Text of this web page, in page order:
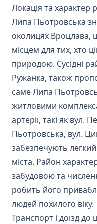
Локація та характер
Липа Пьотровська
околицях Вроцлава,
місцем для тих, хто
природою. Сусідні
Ружанка, також
саме Липа
житловими
артерії, такі як вул.
Пьотровська, вул.
забезпечують
міста. Район
забудовою та
робить його
людей похилого віку.
Транспорт і доїзд до